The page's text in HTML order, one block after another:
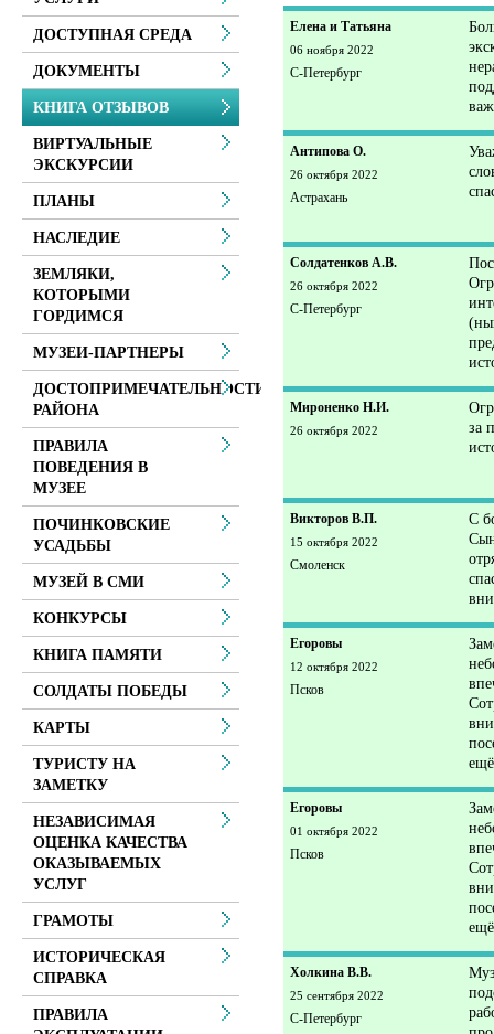
Елена и Татьяна
06 ноября 2022
С-Петербург
Антипова О.
26 октября 2022
Астрахань
Солдатенков А.В.
26 октября 2022
С-Петербург
Мироненко Н.И.
26 октября 2022
за
Викторов В.П.
15 октября 2022
Смоленск
С
Егоровы
12 октября 2022
Псков
Егоровы
01 октября 2022
Псков
Холкина В.В.
25 сентября 2022
С-Петербург
ДОСТУПНАЯ СРЕДА
ДОКУМЕНТЫ
КНИГА ОТЗЫВОВ
ВИРТУАЛЬНЫЕ
ЭКСКУРСИИ
ПЛАНЫ
НАСЛЕДИЕ
ЗЕМЛЯКИ,
КОТОРЫМИ
ГОРДИМСЯ
МУЗЕИ-ПАРТНЕРЫ
ДОСТОПРИМЕЧАТЕЛЬНОСТИ
РАЙОНА
ПРАВИЛА
ПОВЕДЕНИЯ В
МУЗЕЕ
ПОЧИНКОВСКИЕ
УСАДЬБЫ
МУЗЕЙ В СМИ
КОНКУРСЫ
КНИГА ПАМЯТИ
СОЛДАТЫ ПОБЕДЫ
КАРТЫ
ТУРИСТУ НА
ЗАМЕТКУ
НЕЗАВИСИМАЯ
ОЦЕНКА КАЧЕСТВА
ОКАЗЫВАЕМЫХ
УСЛУГ
ГРАМОТЫ
ИСТОРИЧЕСКАЯ
СПРАВКА
ПРАВИЛА